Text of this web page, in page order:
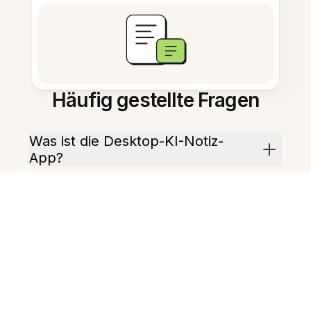
Häufig gestellte Fragen
Was ist die Desktop-KI-Notiz-
App?